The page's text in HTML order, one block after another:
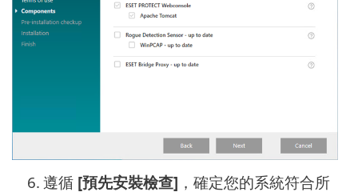
6. 遵循 [預先安裝檢查] ，確定您的系統符合所